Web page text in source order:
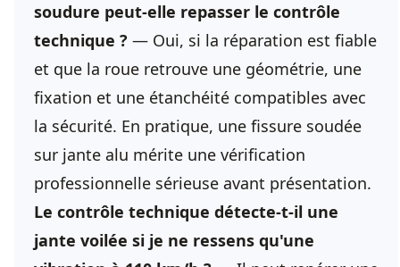
soudure peut-elle repasser le contrôle
technique ? — Oui, si la réparation est fiable
et que la roue retrouve une géométrie, une
fixation et une étanchéité compatibles avec
la sécurité. En pratique, une fissure soudée
sur jante alu mérite une vérification
professionnelle sérieuse avant présentation.
Le contrôle technique détecte-t-il une
jante voilée si je ne ressens qu'une